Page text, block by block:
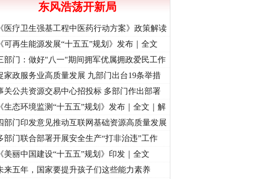
强纪律..·[视频]牢记初心使命 奋进复兴征程丨“转折之城”激荡..
东风浩荡开新局
《医疗卫生强基工程中医药行动方案》政策解读
《可再生能源发展“十五五”规划》发布｜全文
部门：做好"八一"期间拥军优属拥政爱民工作
家政服务业高质量发展 九部门出台19条举措
关公共资源交易中心招投标 多部门作出部署
《生态环境监测“十五五”规划》发布｜全文｜解
部门印发意见推动互联网基础资源高质量发展
部门联合部署开展安全生产“打非治违”工作
《美丽中国建设“十五五”规划》印发｜全文
来五年，国家要提升孩子们这些能力素养